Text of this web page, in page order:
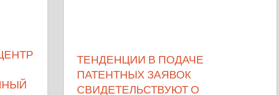
ТЕНДЕНЦИИ В ПОДАЧЕ
ПАТЕНТНЫХ ЗАЯВОК
СВИДЕТЕЛЬСТВУЮТ О